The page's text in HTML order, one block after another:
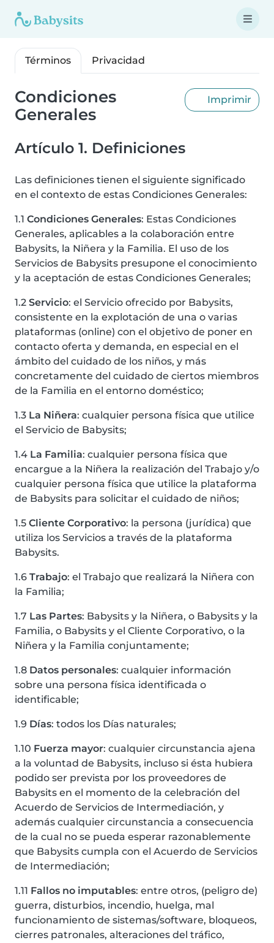
Términos Privacidad
Imprimir
Condiciones
Generales
Artículo 1. Definiciones
Las definiciones tienen el siguiente significado
en el contexto de estas Condiciones Generales:
1.1 Condiciones Generales: Estas Condiciones
Generales, aplicables a la colaboración entre
Babysits, la Niñera y la Familia. El uso de los
Servicios de Babysits presupone el conocimiento
y la aceptación de estas Condiciones Generales;
1.2 Servicio: el Servicio ofrecido por Babysits,
consistente en la explotación de una o varias
plataformas (online) con el objetivo de poner en
contacto oferta y demanda, en especial en el
ámbito del cuidado de los niños, y más
concretamente del cuidado de ciertos miembros
de la Familia en el entorno doméstico;
1.3 La Niñera: cualquier persona física que utilice
el Servicio de Babysits;
1.4 La Familia: cualquier persona física que
encargue a la Niñera la realización del Trabajo y/o
cualquier persona física que utilice la plataforma
de Babysits para solicitar el cuidado de niños;
1.5 Cliente Corporativo: la persona (jurídica) que
utiliza los Servicios a través de la plataforma
Babysits.
1.6 Trabajo: el Trabajo que realizará la Niñera con
la Familia;
1.7 Las Partes: Babysits y la Niñera, o Babysits y la
Familia, o Babysits y el Cliente Corporativo, o la
Niñera y la Familia conjuntamente;
1.8 Datos personales: cualquier información
sobre una persona física identificada o
identificable;
1.9 Días: todos los Días naturales;
1.10 Fuerza mayor: cualquier circunstancia ajena
a la voluntad de Babysits, incluso si ésta hubiera
podido ser prevista por los proveedores de
Babysits en el momento de la celebración del
Acuerdo de Servicios de Intermediación, y
además cualquier circunstancia a consecuencia
de la cual no se pueda esperar razonablemente
que Babysits cumpla con el Acuerdo de Servicios
de Intermediación;
1.11 Fallos no imputables: entre otros, (peligro de)
guerra, disturbios, incendio, huelga, mal
funcionamiento de sistemas/software, bloqueos,
cierres patronales, alteraciones del tráfico,